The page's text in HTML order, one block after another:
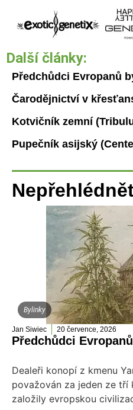
Další články:
Předchůdci Evropanů
Čarodějnictví v
Kotvičník zemní
Pupečník asijský
Bylinky
Jan Siwiec 20 července, 2026
Předchůdci
Dealeři konopí z kmenu
považován za jeden ze tří
založily evropskou